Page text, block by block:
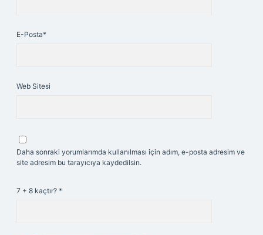
E-Posta*
Web Sitesi
Daha sonraki yorumlarımda kullanılması için adım, e-posta adresim ve
site adresim bu tarayıcıya kaydedilsin.
7 + 8 kaçtır? *